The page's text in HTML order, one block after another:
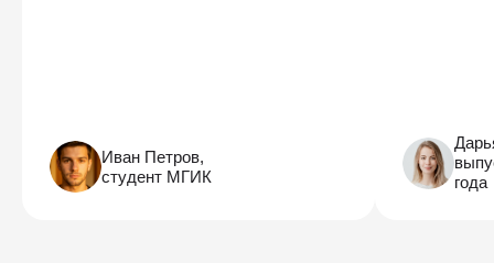
Иван Петров,
студент МГИК
года